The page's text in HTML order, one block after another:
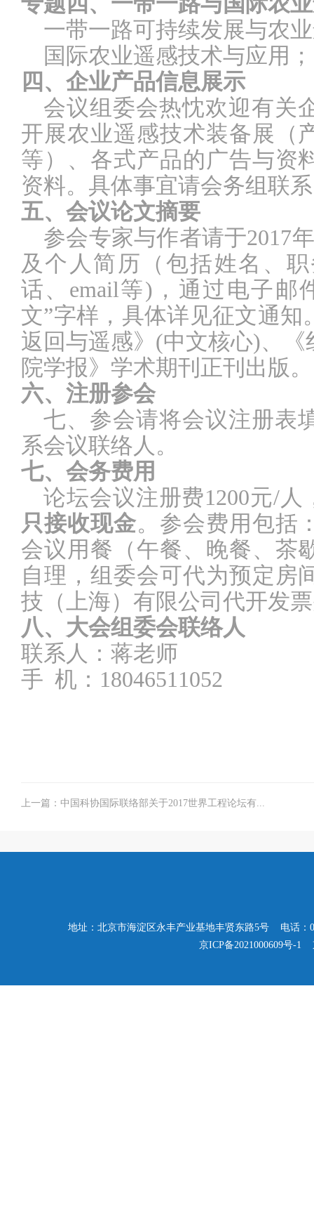
一带一路可持续发展与农
国际农业遥感技术与应用；
四、企业产品信息展示
会议组委会热忱欢迎有关
开展农业遥感技术装备展（
等）、各式产品的广告与资
资料。具体事宜请会务组联
五、会议论文摘要
参会专家与作者请于2017
及个人简历（包括姓名、
话、 email等) ，通过电子邮
文”字样，具体详见征文通知
返回与遥感》 (中文核心)、《
院学报》学术期刊正刊出版 。
六、 注册参会
七、 参会请将会议注册表
系会议联络人。
七、会务费用
论坛会议注册费1200元/人
只接收现金。参会费用包括
会议用餐（午餐、晚餐、茶
自理，组委会可代为预定房
技（上海）有限公司代开发
八、大会组委会联络人
联系人：蒋老师
手 机： 18046511052
上一篇：中国科协国际联络部关于2017世界工程论坛有...
地址：北京市海淀区永丰产业基地丰贤东路5号 电话：
京ICP备2021000609号-1